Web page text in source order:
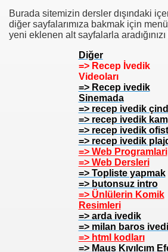
Burada sitemizin dersler dışındaki
diğer sayfalarımıza bakmak için
yeni eklenen alt sayfalarla
Diğer
=> Recep İvedik
Videoları
=> Recep ivedik
Sinemada
=> recep ivedik
=> recep ivedik
=> recep ivedik
=> recep ivedik
=> Web Programlari
=> Web Dersleri
=> Topliste yapmak
=> butonsuz intro
=> Ünlülerin Komik
Resimleri
=> arda ivedik
=> milan baros
=> html kodları
=> Maus Kıvılcım